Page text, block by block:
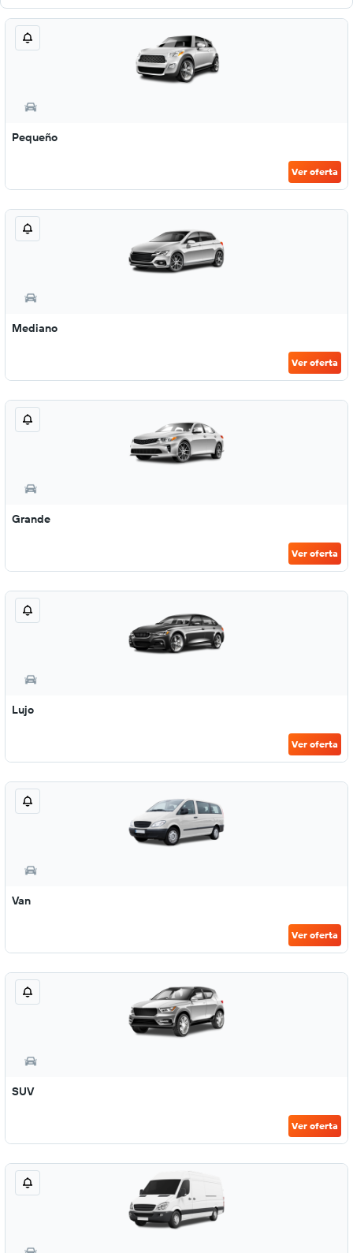
Pequeño
Ver oferta
Mediano
Ver oferta
Grande
Ver oferta
Lujo
Ver oferta
Van
Ver oferta
SUV
Ver oferta